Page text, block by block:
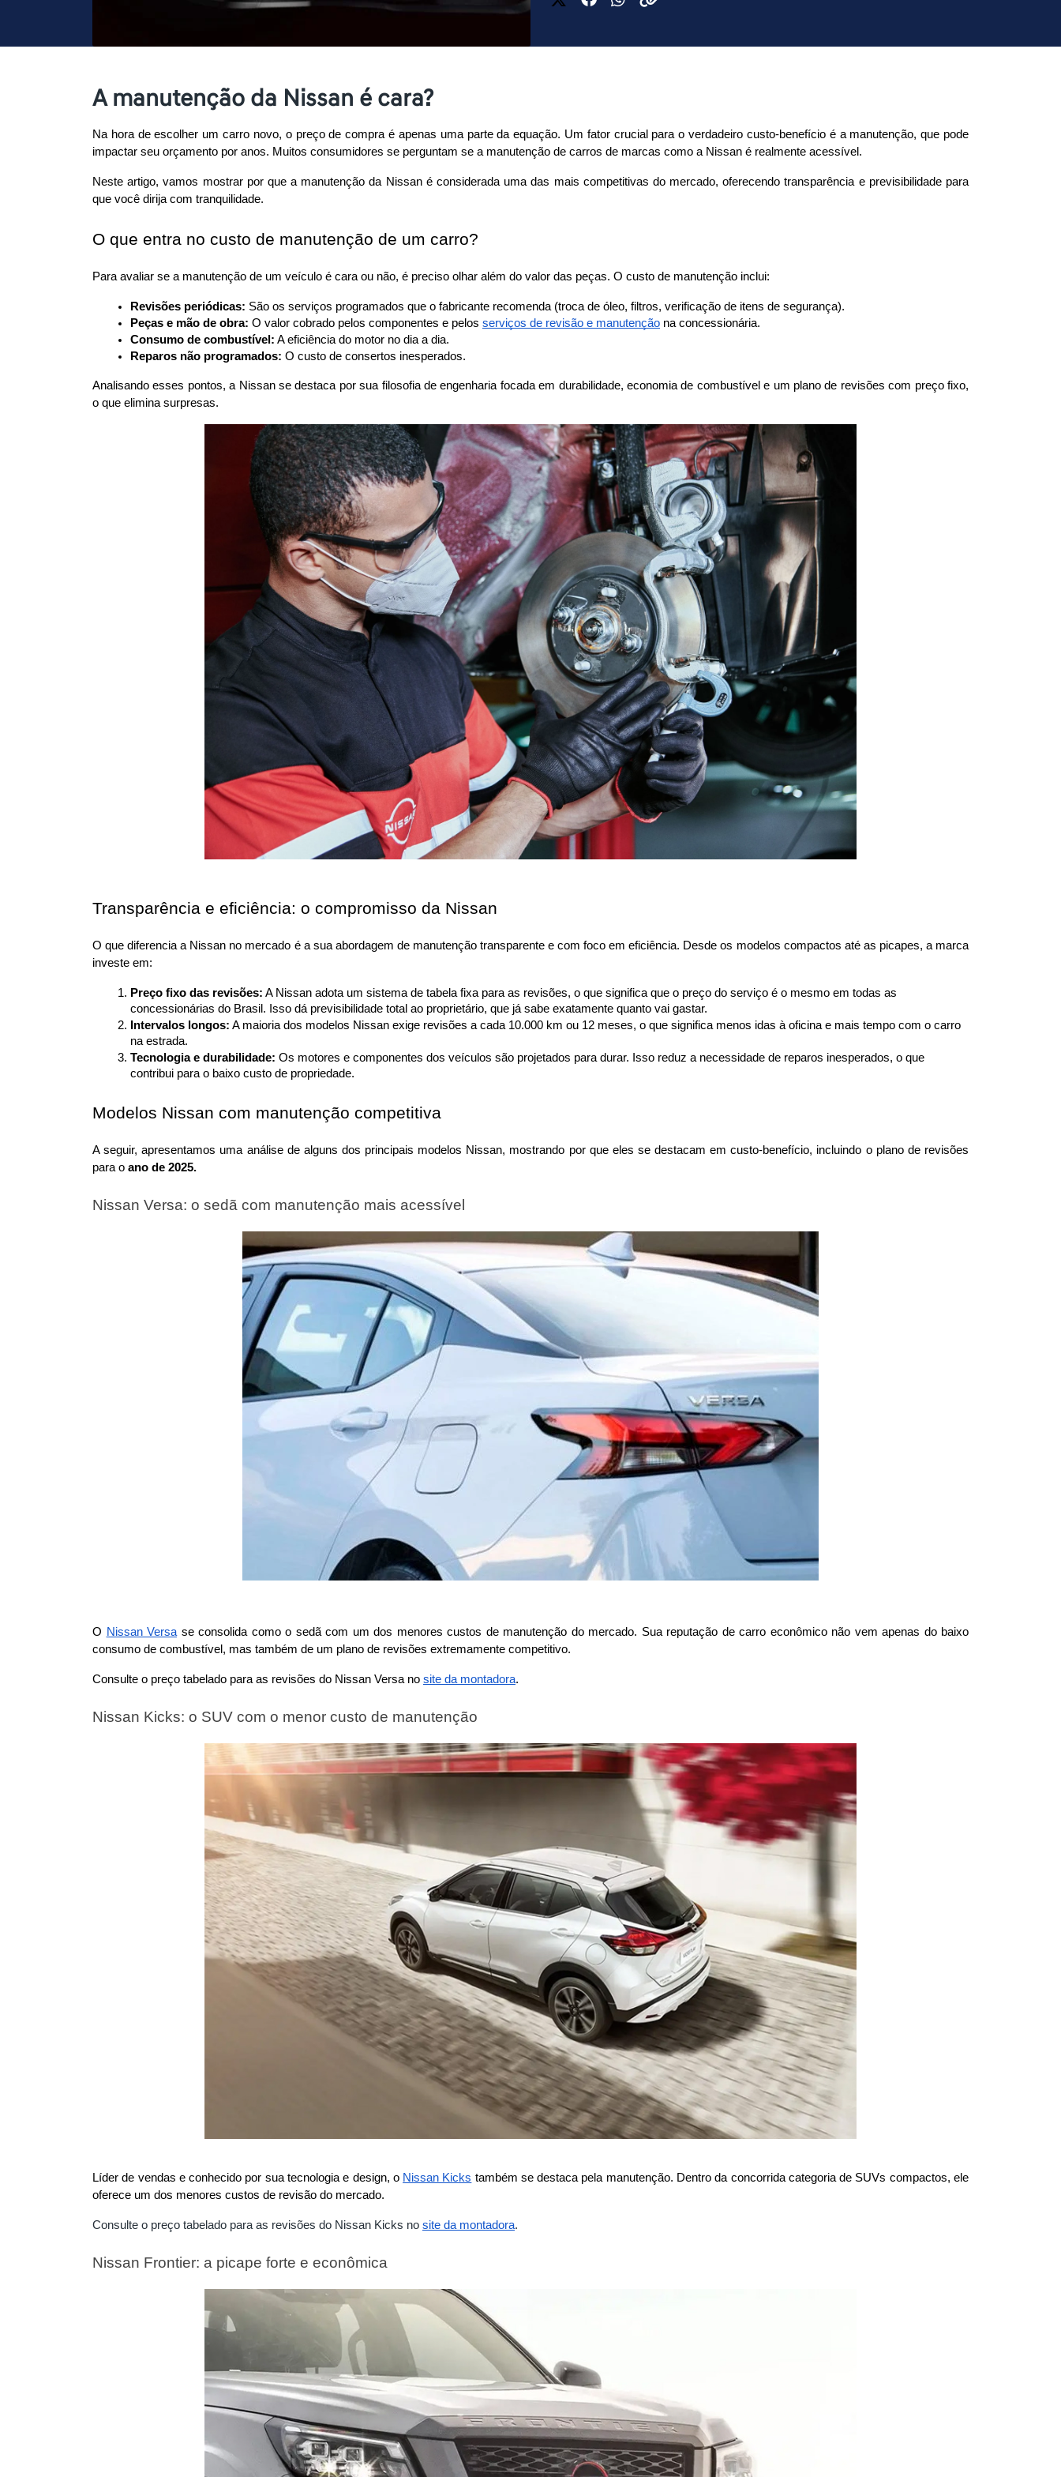
A manutenção da Nissan é cara?
Na hora de escolher um carro novo, o preço de compra é apenas uma parte da equação. Um fator crucial para o verdadeiro custo-benefício é a manutenção, que pode
impactar seu orçamento por anos. Muitos consumidores se perguntam se a manutenção de carros de marcas como a Nissan é realmente acessível.
Neste artigo, vamos mostrar por que a manutenção da Nissan é considerada uma das mais competitivas do mercado, oferecendo transparência e previsibilidade para
que você dirija com tranquilidade.
O que entra no custo de manutenção de um carro?
Para avaliar se a manutenção de um veículo é cara ou não, é preciso olhar além do valor das peças. O custo de manutenção inclui:
Revisões periódicas: São os serviços programados que o fabricante recomenda (troca de óleo, filtros, verificação de itens de segurança).
Peças e mão de obra: O valor cobrado pelos componentes e pelos serviços de revisão e manutenção na concessionária.
Consumo de combustível: A eficiência do motor no dia a dia.
Reparos não programados: O custo de consertos inesperados.
Analisando esses pontos, a Nissan se destaca por sua filosofia de engenharia focada em durabilidade, economia de combustível e um plano de revisões com preço fixo,
o que elimina surpresas.
Transparência e eficiência: o compromisso da Nissan
O que diferencia a Nissan no mercado é a sua abordagem de manutenção transparente e com foco em eficiência. Desde os modelos compactos até as picapes, a marca
investe em:
Preço fixo das revisões: A Nissan adota um sistema de tabela fixa para as revisões, o que significa que o preço do serviço é o mesmo em todas as
concessionárias do Brasil. Isso dá previsibilidade total ao proprietário, que já sabe exatamente quanto vai gastar.
Intervalos longos: A maioria dos modelos Nissan exige revisões a cada 10.000 km ou 12 meses, o que significa menos idas à oficina e mais tempo com o carro
na estrada.
Tecnologia e durabilidade: Os motores e componentes dos veículos são projetados para durar. Isso reduz a necessidade de reparos inesperados, o que
contribui para o baixo custo de propriedade.
Modelos Nissan com manutenção competitiva
A seguir, apresentamos uma análise de alguns dos principais modelos Nissan, mostrando por que eles se destacam em custo-benefício, incluindo o plano de revisões
para o ano de 2025.
Nissan Versa: o sedã com manutenção mais acessível
O Nissan Versa se consolida como o sedã com um dos menores custos de manutenção do mercado. Sua reputação de carro econômico não vem apenas do baixo
consumo de combustível, mas também de um plano de revisões extremamente competitivo.
Consulte o preço tabelado para as revisões do Nissan Versa no site da montadora.
Nissan Kicks: o SUV com o menor custo de manutenção
Líder de vendas e conhecido por sua tecnologia e design, o Nissan Kicks também se destaca pela manutenção. Dentro da concorrida categoria de SUVs compactos, ele
oferece um dos menores custos de revisão do mercado.
Consulte o preço tabelado para as revisões do Nissan Kicks no site da montadora.
Nissan Frontier: a picape forte e econômica